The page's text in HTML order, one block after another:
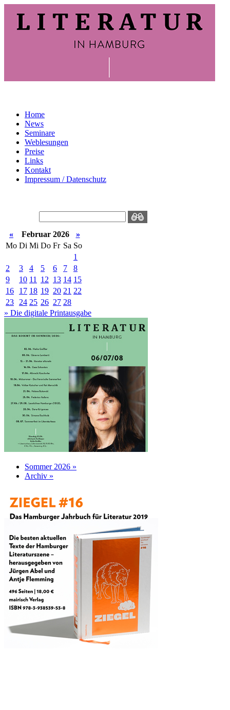
Home
News
Seminare
Weblesungen
Preise
Links
Kontakt
Impressum / Datenschutz
« Februar 2026
»
Mo Di Mi Do Fr Sa So
1
2
3 4 5 6 7
8
9
10 11 12 13 14 15
16
17 18 19 20 21 22
23
24 25 26 27 28
» Die digitale Printausgabe
Sommer 2026 »
Archiv »